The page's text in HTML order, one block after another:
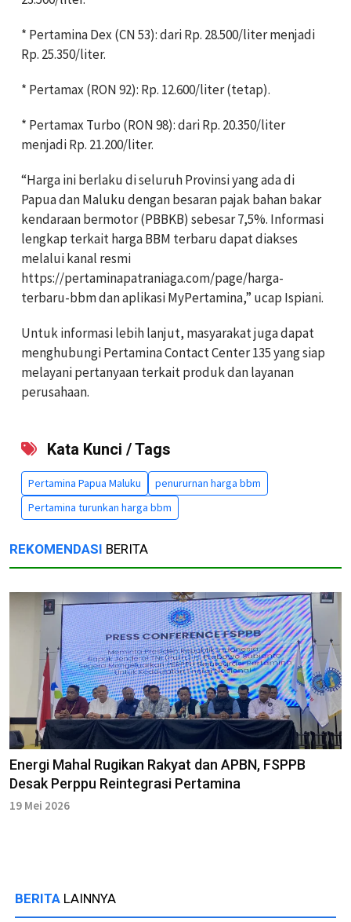
* Pertamina Dex (CN 53): dari Rp. 28.500/liter menjadi
Rp. 25.350/liter.
* Pertamax (RON 92): Rp. 12.600/liter (tetap).
* Pertamax Turbo (RON 98): dari Rp. 20.350/liter
menjadi Rp. 21.200/liter.
“Harga ini berlaku di seluruh Provinsi yang ada di
Papua dan Maluku dengan besaran pajak bahan bakar
kendaraan bermotor (PBBKB) sebesar 7,5%. Informasi
lengkap terkait harga BBM terbaru dapat diakses
melalui kanal resmi
https://pertaminapatraniaga.com/page/harga-
terbaru-bbm dan aplikasi MyPertamina,” ucap Ispiani.
Untuk informasi lebih lanjut, masyarakat juga dapat
menghubungi Pertamina Contact Center 135 yang siap
melayani pertanyaan terkait produk dan layanan
perusahaan.
Kata Kunci / Tags
Pertamina Papua Maluku
penururnan harga bbm
Pertamina turunkan harga bbm
REKOMENDASI BERITA
Energi Mahal Rugikan Rakyat dan APBN, FSPPB
Desak Perppu Reintegrasi Pertamina
19 Mei 2026
BERITA LAINNYA